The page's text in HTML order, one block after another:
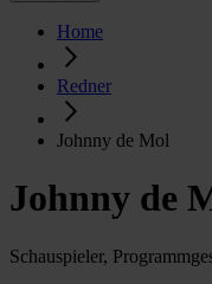
Home
Redner
Johnny de Mol
Johnny de
Schauspieler,